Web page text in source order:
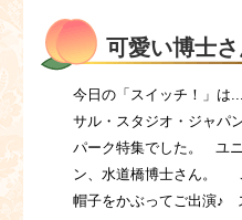
可愛い博士
今日の「スイッチ！」
サル・スタジオ・ジャ
パーク特集でした。 ユ
ン、水道橋博士さん。
帽子をかぶってご出演♪